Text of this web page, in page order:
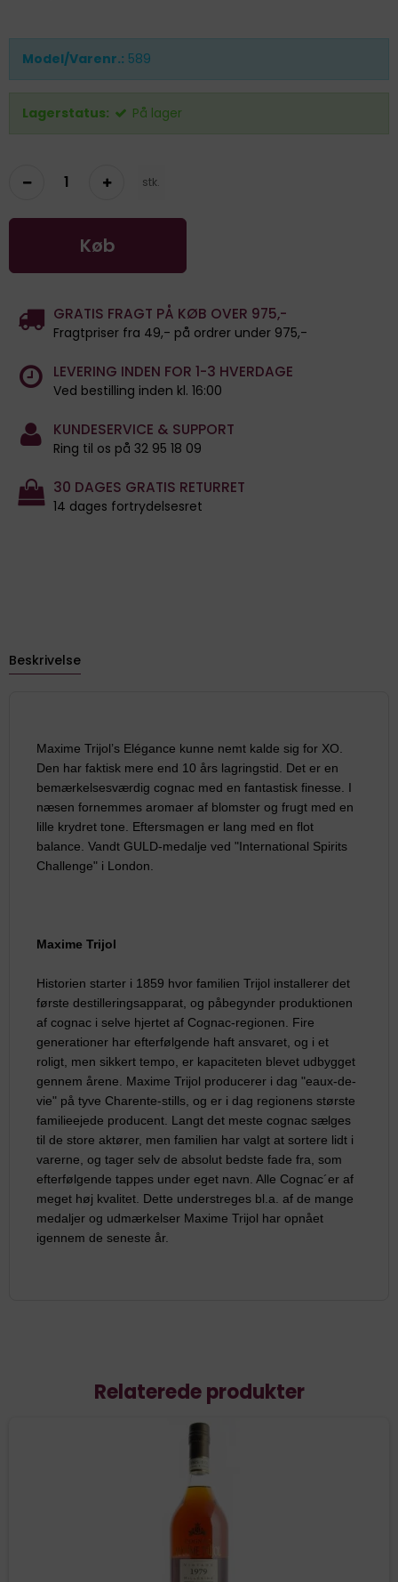
Model/Varenr.: 589
Lagerstatus: På lager
stk.
Køb
GRATIS FRAGT PÅ KØB OVER 975,-
Fragtpriser fra 49,- på ordrer under 975,-
LEVERING INDEN FOR 1-3 HVERDAGE
Ved bestilling inden kl. 16:00
KUNDESERVICE & SUPPORT
Ring til os på 32 95 18 09
30 DAGES GRATIS RETURRET
14 dages fortrydelsesret
Beskrivelse
Maxime Trijol’s Elégance kunne nemt kalde sig for XO.
Den har faktisk mere end 10 års lagringstid. Det er en
bemærkelsesværdig cognac med en fantastisk finesse. I
næsen fornemmes aromaer af blomster og frugt med en
lille krydret tone. Eftersmagen er lang med en flot
balance. Vandt GULD-medalje ved "International Spirits
Challenge" i London.
Maxime Trijol
Historien starter i 1859 hvor familien Trijol installerer det
første destilleringsapparat, og påbegynder produktionen
af cognac i selve hjertet af Cognac-regionen. Fire
generationer har efterfølgende haft ansvaret, og i et
roligt, men sikkert tempo, er kapaciteten blevet udbygget
gennem årene. Maxime Trijol producerer i dag "eaux-de-
vie" på tyve Charente-stills, og er i dag regionens største
familieejede producent. Langt det meste cognac sælges
til de store aktører, men familien har valgt at sortere lidt i
varerne, og tager selv de absolut bedste fade fra, som
efterfølgende tappes under eget navn. Alle Cognac´er af
meget høj kvalitet. Dette understreges bl.a. af de mange
medaljer og udmærkelser Maxime Trijol har opnået
igennem de seneste år.
Relaterede produkter